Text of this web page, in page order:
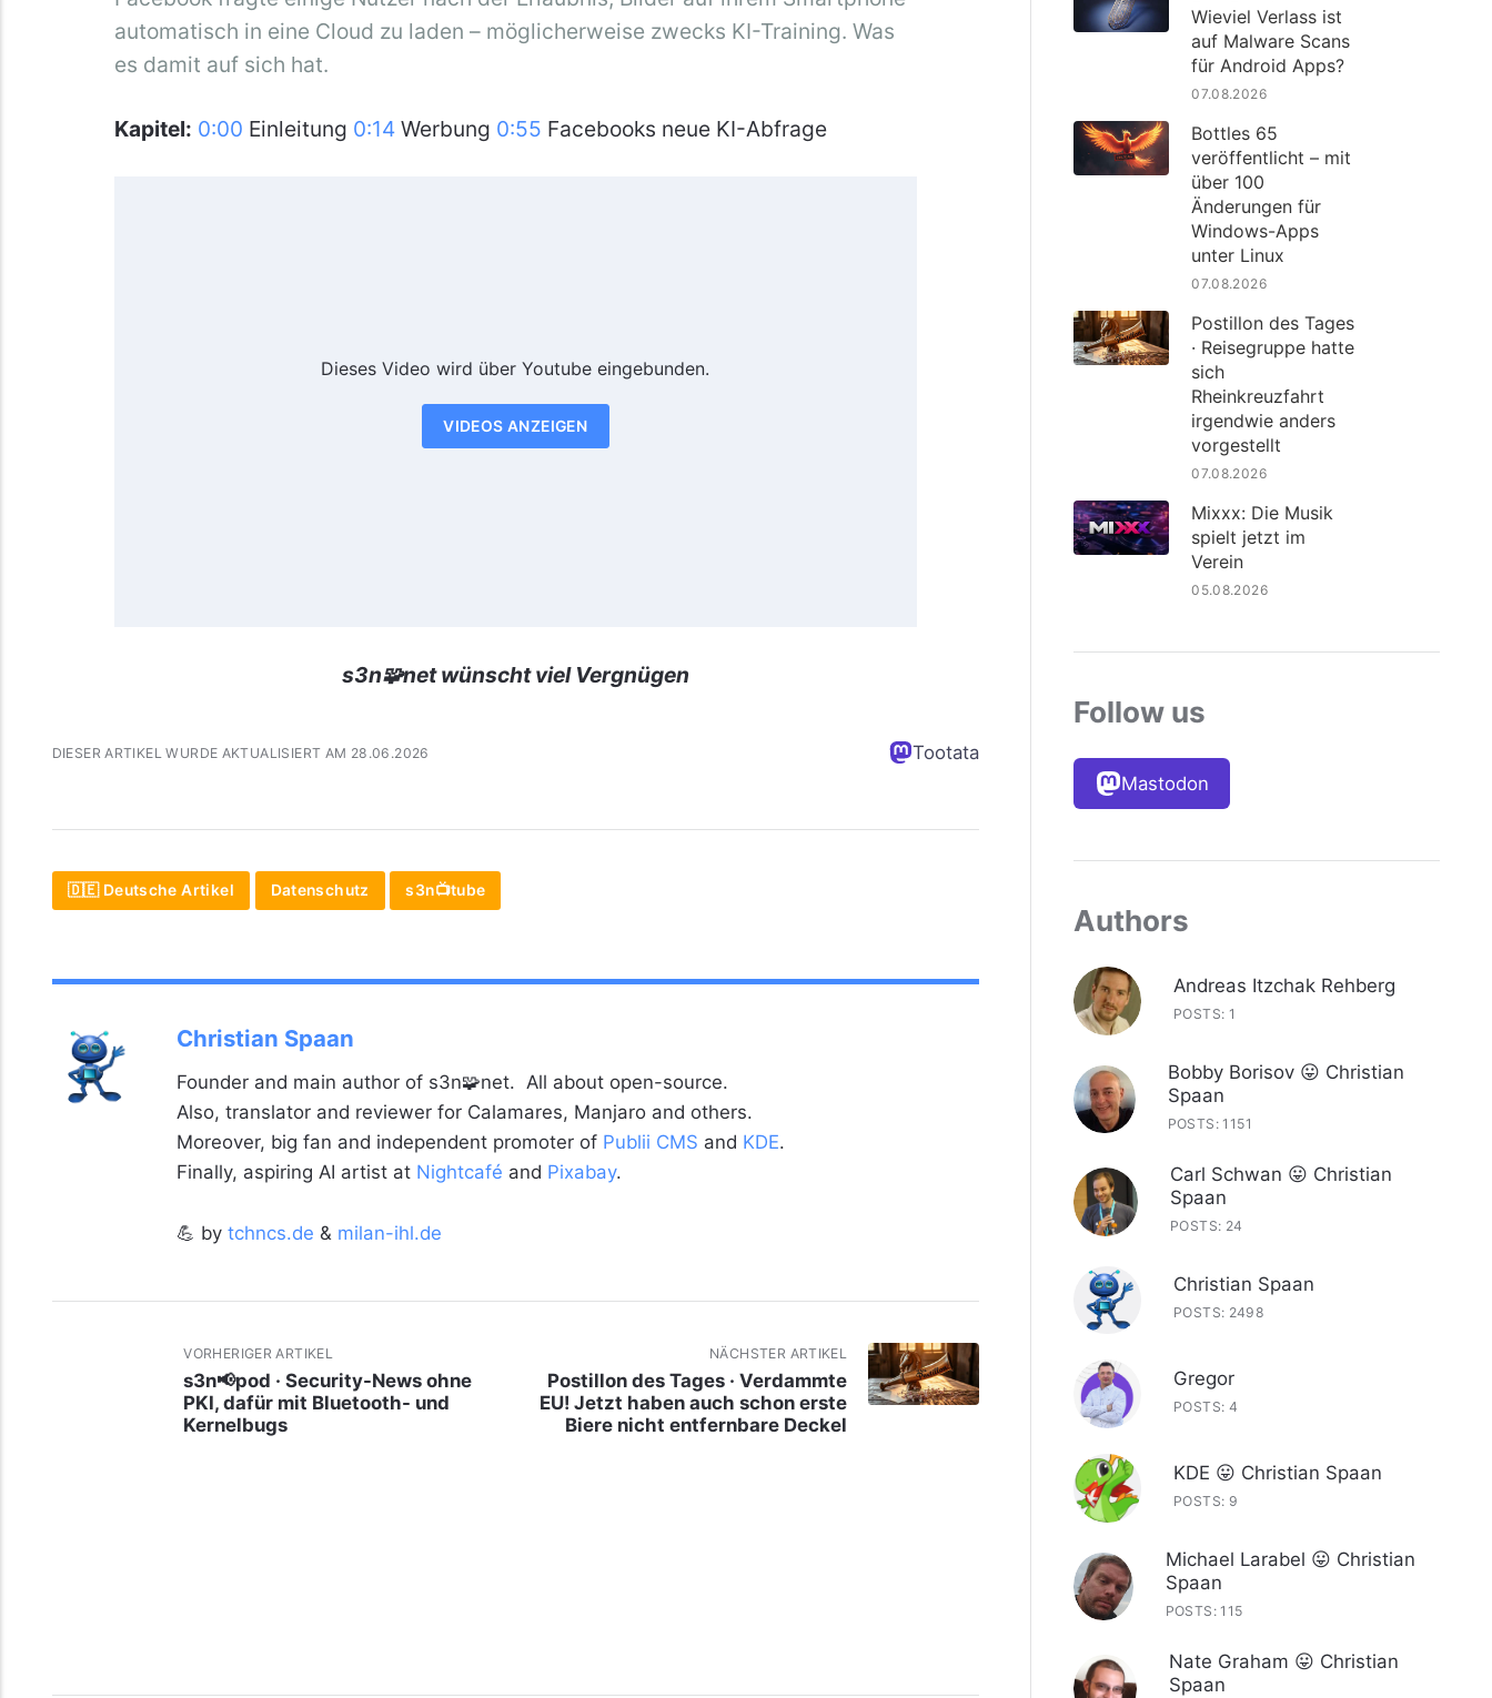
automatisch in eine Cloud zu laden – möglicherweise zwecks KI-Training. Was
es damit auf sich hat.
Kapitel: 0:00 Einleitung 0:14Werbung 0:55 Facebooks neue KI-Abfrage
Dieses Video wird über Youtube eingebunden.
VIDEOS ANZEIGEN
s3n🧩net wünscht viel Vergnügen
DIESER ARTIKEL WURDE AKTUALISIERT AM 28.06.2026 Tootata
🇩🇪 Deutsche Artikel Datenschutz s3n📺tube
Christian Spaan
Founder and main author of s3n🧩net. All about open-source.
Also, translator and reviewer for Calamares, Manjaro and others.
Moreover, big fan and independent promoter of Publii CMS and KDE.
Finally, aspiring AI artist at Nightcafé and Pixabay.
💪 by tchncs.de & milan-ihl.de
VORHERIGER ARTIKEL
s3n📢pod · Security-News ohne
PKI, dafür mit Bluetooth- und
Kernelbugs
NÄCHSTER ARTIKEL
Postillon des Tages · Verdammte
EU! Jetzt haben auch schon erste
Biere nicht entfernbare Deckel
Wieviel Verlass ist
auf Malware Scans
für Android Apps?
07.08.2026
Bottles 65
veröffentlicht – mit
über 100
Änderungen für
Windows-Apps
unter Linux
07.08.2026
Postillon des Tages
· Reisegruppe hatte
sich
Rheinkreuzfahrt
irgendwie anders
vorgestellt
07.08.2026
Mixxx: Die Musik
spielt jetzt im
Verein
05.08.2026
Follow us
Mastodon
Authors
Andreas Itzchak Rehberg
POSTS: 1
Bobby Borisov 😛 Christian
Spaan
POSTS: 1151
Carl Schwan 😛 Christian
Spaan
POSTS: 24
Christian Spaan
POSTS: 2498
Gregor
POSTS: 4
KDE 😛 Christian Spaan
POSTS: 9
Michael Larabel 😛 Christian
Spaan
POSTS: 115
Nate Graham 😛 Christian
Spaan